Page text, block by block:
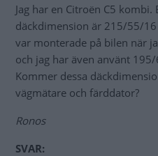
Jag har en Citroën C5 kombi.
däckdimension är 215/55/
var monterade på bilen när
och jag har även använt
Kommer dessa
vägmätare och färddator?
Ronos
SVAR: